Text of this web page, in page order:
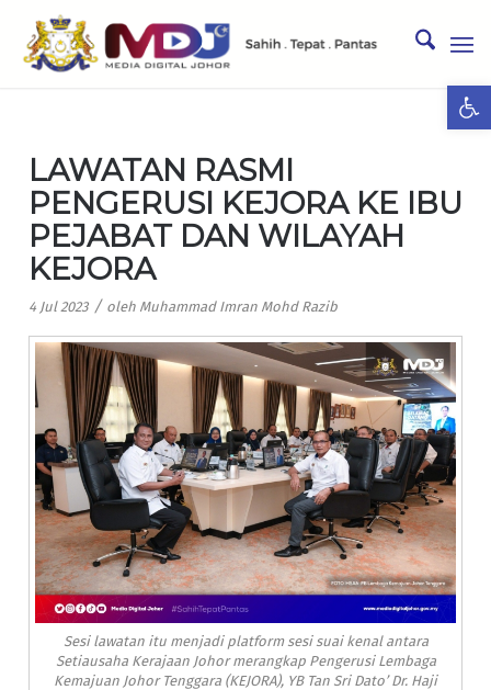
LAWATAN RASMI
PENGERUSI KEJORA KE IBU
PEJABAT DAN WILAYAH
KEJORA
4 Jul 2023 / oleh Muhammad Imran Mohd Razib
Sesi lawatan itu menjadi platform sesi suai kenal antara
Setiausaha Kerajaan Johor merangkap Pengerusi Lembaga
Kemajuan Johor Tenggara (KEJORA), YB Tan Sri Dato’ Dr. Haji